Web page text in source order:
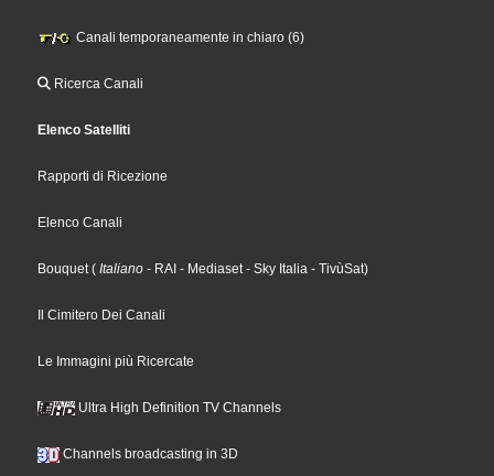
Canali temporaneamente in chiaro (6)
Ricerca Canali
Elenco Satelliti
Rapporti di Ricezione
Elenco Canali
Bouquet ( Italiano - RAI - Mediaset - Sky Italia - TivùSat)
Il Cimitero Dei Canali
Le Immagini più Ricercate
Ultra High Definition TV Channels
Channels broadcasting in 3D